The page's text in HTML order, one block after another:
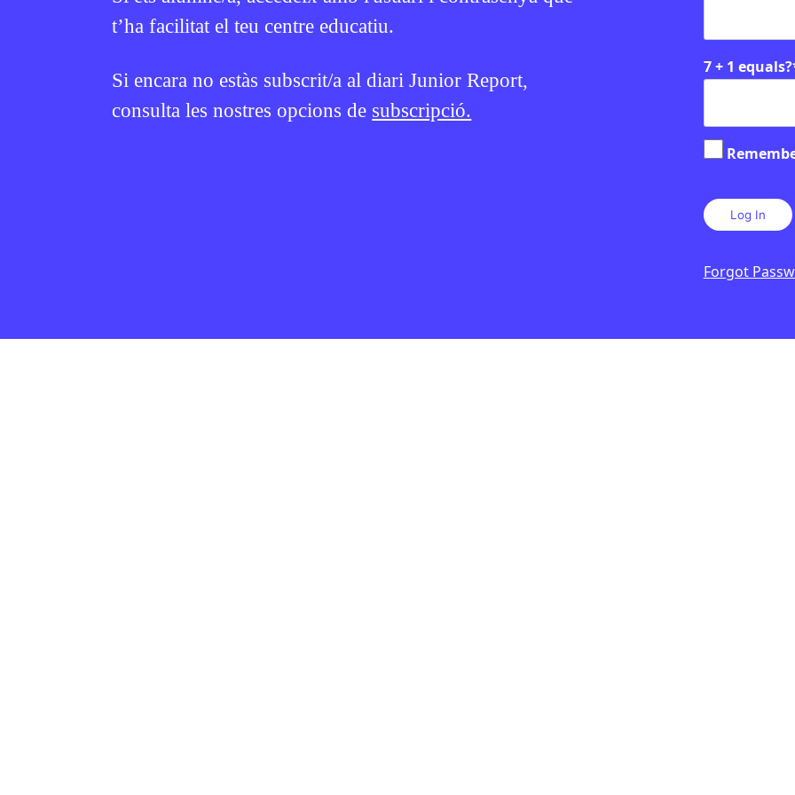
t’ha facilitat el teu centre educatiu.
Si encara no estàs subscrit/a al diari Junior Report,
consulta les nostres opcions de subscripció.
7 + 1 equals?
Forgot